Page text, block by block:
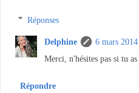
Réponses
Delphine
6 mars
Merci, n'hésites pas si tu
Répondre